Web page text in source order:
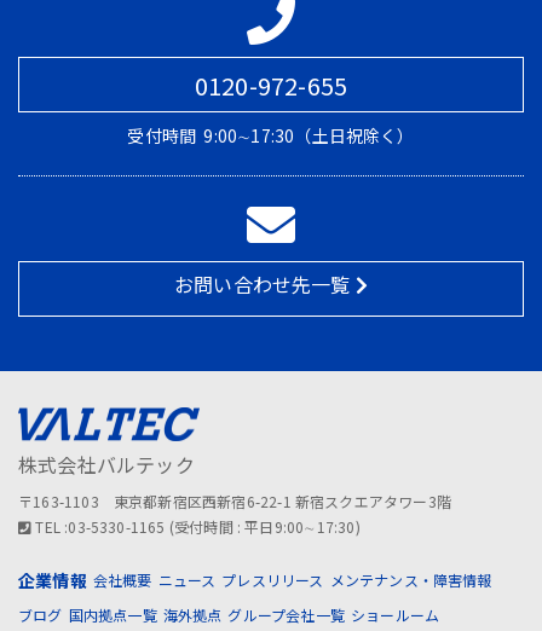
0120-972-655
受付時間 9:00∼17:30（土日祝除く）
お問い合わせ先一覧
株式会社バルテック
〒163-1103 東京都新宿区西新宿6-22-1 新宿スクエアタワー3階
TEL :03-5330-1165 (受付時間 : 平日9:00∼17:30)
企業情報 会社概要 ニュース プレスリリース
メンテナンス・障害情報
ブログ 国内拠点一覧 海外拠点 グループ会社一覧 ショールーム